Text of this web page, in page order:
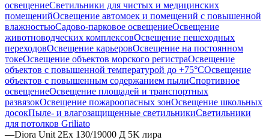
освещениеСветильники для чистых и медицинских
помещенийОсвещение автомоек и помещений с повышенной
влажностьюСадово-парковое освещениеОсвещение
животноводческих комплексовОсвещение пешеходных
переходовОсвещение карьеровОсвещение на постоянном
токеОсвещение объектов морского регистраОсвещение
объектов с повышенной температурой до +75°CОсвещение
объектов с повышенным содержанием пылиСпортивное
освещениеОсвещение площадей и транспортных
развязокОсвещение пожароопасных зонОсвещение школьных
досокПыле- и влагозащищенные светильникиСветильники
для потолков Griliato
—Diora Unit 2Ex 130/19000 Д 5K лира